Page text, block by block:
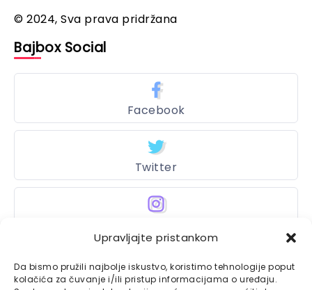
Upravljajte pristankom
Da bismo pružili najbolje iskustvo, koristimo tehnologije poput
kolačića za čuvanje i/ili pristup informacijama o uređaju.
© 2024, Sva prava pridržana
Bajbox Social
Facebook
Twitter
Bajtbox